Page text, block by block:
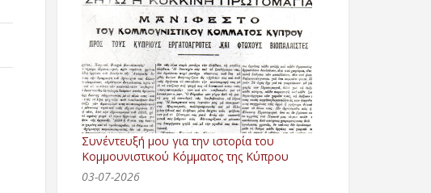
Συνέντευξή μου για την ιστορία του
Κομμουνιστικού Κόμματος της Κύπρου
03-07-2026